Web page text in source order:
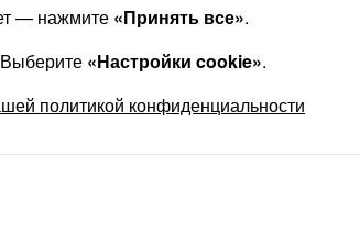
средней стоимости обычного винила в
почти не продавались.
Радио (1979 год) про квадрофонию и о
небывалую звуковую
— нажмите «Принять все».
«Настройки cookie».
политикой конфиденциальности